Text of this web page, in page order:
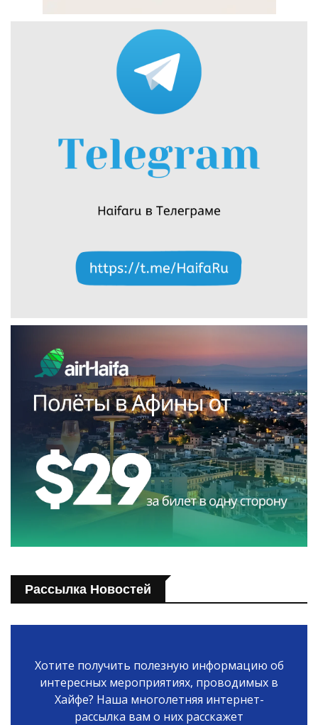
Рассылка Новостей
Хотите получить полезную информацию об
интересных мероприятиях, проводимых в
Хайфе? Наша многолетняя интернет-
рассылка вам о них расскажет